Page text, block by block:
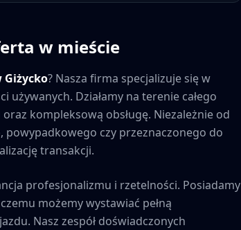
w mieście
Giżycko? Nasza firma specjalizuje się w
Działamy na terenie całego
kompleksową obsługę. Niezależnie od
czy przeznaczonego do
transakcji.
profesjonalizmu i rzetelności. Posiadamy
możemy wystawiać pełną
Nasz zespół doświadczonych